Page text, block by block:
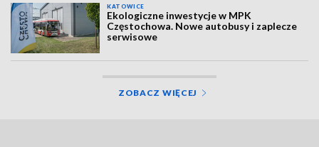
KATOWICE
Ekologiczne inwestycje w MPK
Częstochowa. Nowe autobusy i zaplecze
serwisowe
ZOBACZ WIĘCEJ